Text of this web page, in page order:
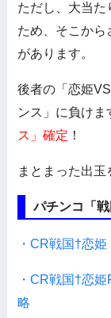
ただし、大当た
ため、そこから
があります。
後者の「恋姫
ンス」に負けま
ス」確定 ！
まとまった出玉
パチンコ「
・CR戦国†恋
・CR戦国†恋
略